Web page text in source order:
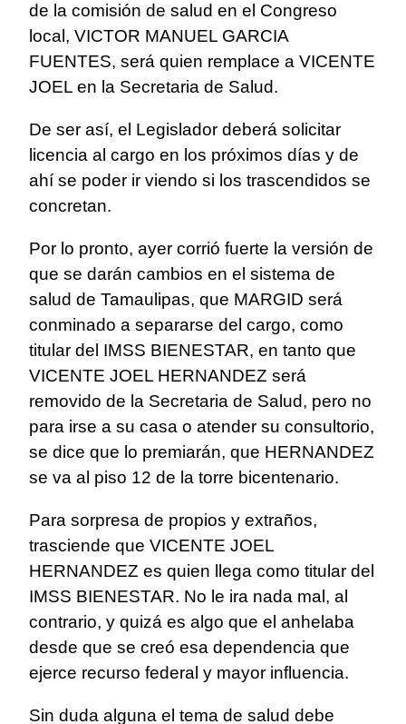
de la comisión de salud en el Congreso
local, VICTOR MANUEL GARCIA
FUENTES, será quien remplace a VICENTE
JOEL en la Secretaria de Salud.
De ser así, el Legislador deberá solicitar
licencia al cargo en los próximos días y de
ahí se poder ir viendo si los trascendidos se
concretan.
Por lo pronto, ayer corrió fuerte la versión de
que se darán cambios en el sistema de
salud de Tamaulipas, que MARGID será
conminado a separarse del cargo, como
titular del IMSS BIENESTAR, en tanto que
VICENTE JOEL HERNANDEZ será
removido de la Secretaria de Salud, pero no
para irse a su casa o atender su consultorio,
se dice que lo premiarán, que HERNANDEZ
se va al piso 12 de la torre bicentenario.
Para sorpresa de propios y extraños,
trasciende que VICENTE JOEL
HERNANDEZ es quien llega como titular del
IMSS BIENESTAR. No le ira nada mal, al
contrario, y quizá es algo que el anhelaba
desde que se creó esa dependencia que
ejerce recurso federal y mayor influencia.
Sin duda alguna el tema de salud debe